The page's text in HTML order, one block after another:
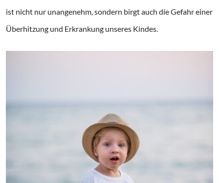
ist nicht nur unangenehm, sondern birgt auch die Gefahr einer
Überhitzung und Erkrankung unseres Kindes.